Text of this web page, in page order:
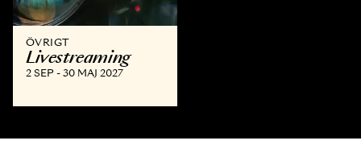
ÖVRIGT
Livestreaming
2 SEP - 30 MAJ 2027